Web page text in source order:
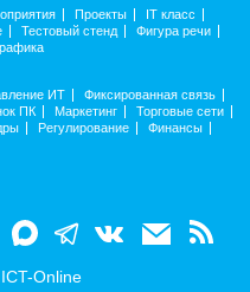
Проекты
IT класс
Тестовый стенд
Фигура речи
ИТ
Фиксированная связь
ПК Маркетинг
Торговые сети
Регулирование
Финансы
Online